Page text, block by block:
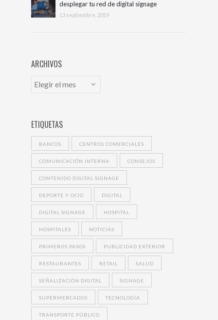
desplegar tu red de digital signage
13 septiembre, 2019
ARCHIVOS
ETIQUETAS
BANCOS CENTROS COMERCIALES
COMUNICACIÓN INTERNA CONSEJOS
CONTENIDO DIGITAL SIGNAGE
DEPORTE Y OCIO DIGITAL
DIGITAL SIGNAGE HOSPITAL
HOSPITALES NOTICIAS
PRIMEROS PASOS PUBLICIDAD EXTERIOR
RESTAURANTES RETAIL SALUD
SEÑALIZACIÓN DIGITAL SIGNAGE
SUPERMERCADOS TECNOLOGÍA
TRANSPORTE PÚBLICO